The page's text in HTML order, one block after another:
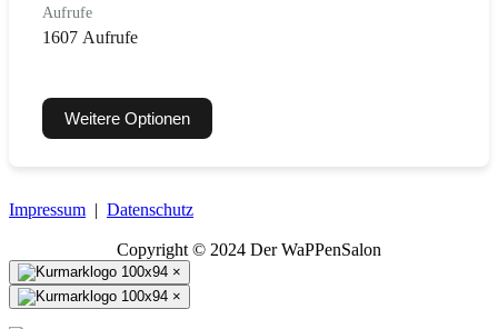
Aufrufe
1607 Aufrufe
Weitere Optionen
Impressum | Datenschutz
Copyright © 2024 Der WaPPenSalon
×
×